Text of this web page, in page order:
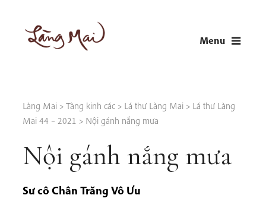
content
Menu
Làng Mai > Tàng kinh các > Lá thư Làng Mai > Lá thư Làng
Mai 44 – 2021 > Nội gánh nắng mưa
Nội gánh nắng mưa
Sư cô Chân Trăng Vô Ưu